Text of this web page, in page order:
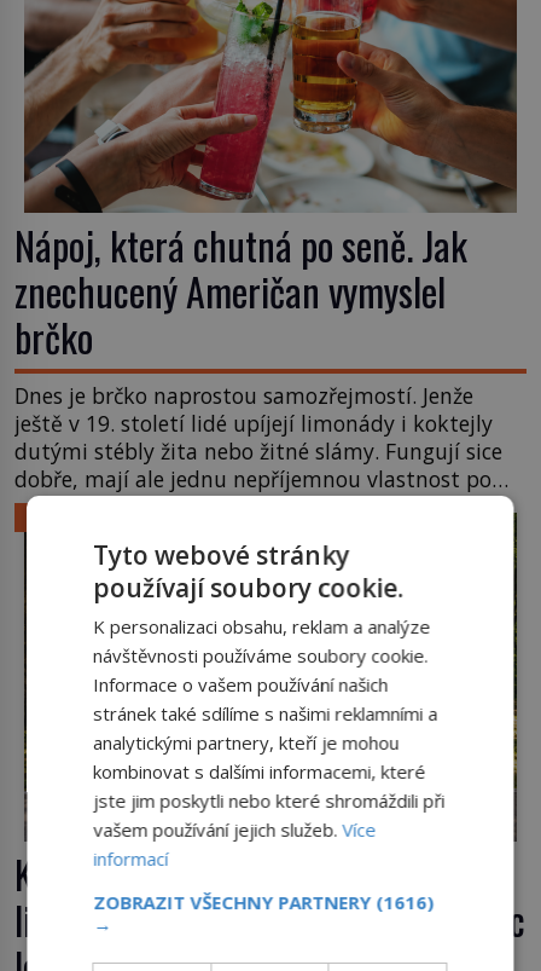
Nápoj, která chutná po seně. Jak
znechucený Američan vymyslel
brčko
Dnes je brčko naprostou samozřejmostí. Jenže
ještě v 19. století lidé upíjejí limonády i koktejly
dutými stébly žita nebo žitné slámy. Fungují sice
dobře, mají ale jednu nepříjemnou vlastnost po
chvíli se rozmáčejí a nápoji dodávají travnatou
příchuť. Právě tahle drobná nepříjemnost přivede
amerického výrobce cigaretových náustků k
nápadu, který změní způsob pití po celém […]
Kufr, který se konečně rozjede. Proč
lidé čekají na kolečka téměř pět tisíc
Tyto webové stránky
používají soubory cookie.
K personalizaci obsahu, reklam a analýze
návštěvnosti používáme soubory cookie.
Informace o vašem používání našich
stránek také sdílíme s našimi reklamními a
analytickými partnery, kteří je mohou
kombinovat s dalšími informacemi, které
jste jim poskytli nebo které shromáždili při
vašem používání jejich služeb.Více
informací
ZOBRAZIT VŠECHNY PARTNERY (1616)
→